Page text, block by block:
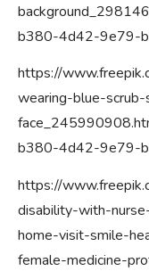
b380-4d42-9e79-
https://
wearing-blue-
b380-4d42-9e79-
https://
disability-with-
home-visit-smile-
female-medicine-